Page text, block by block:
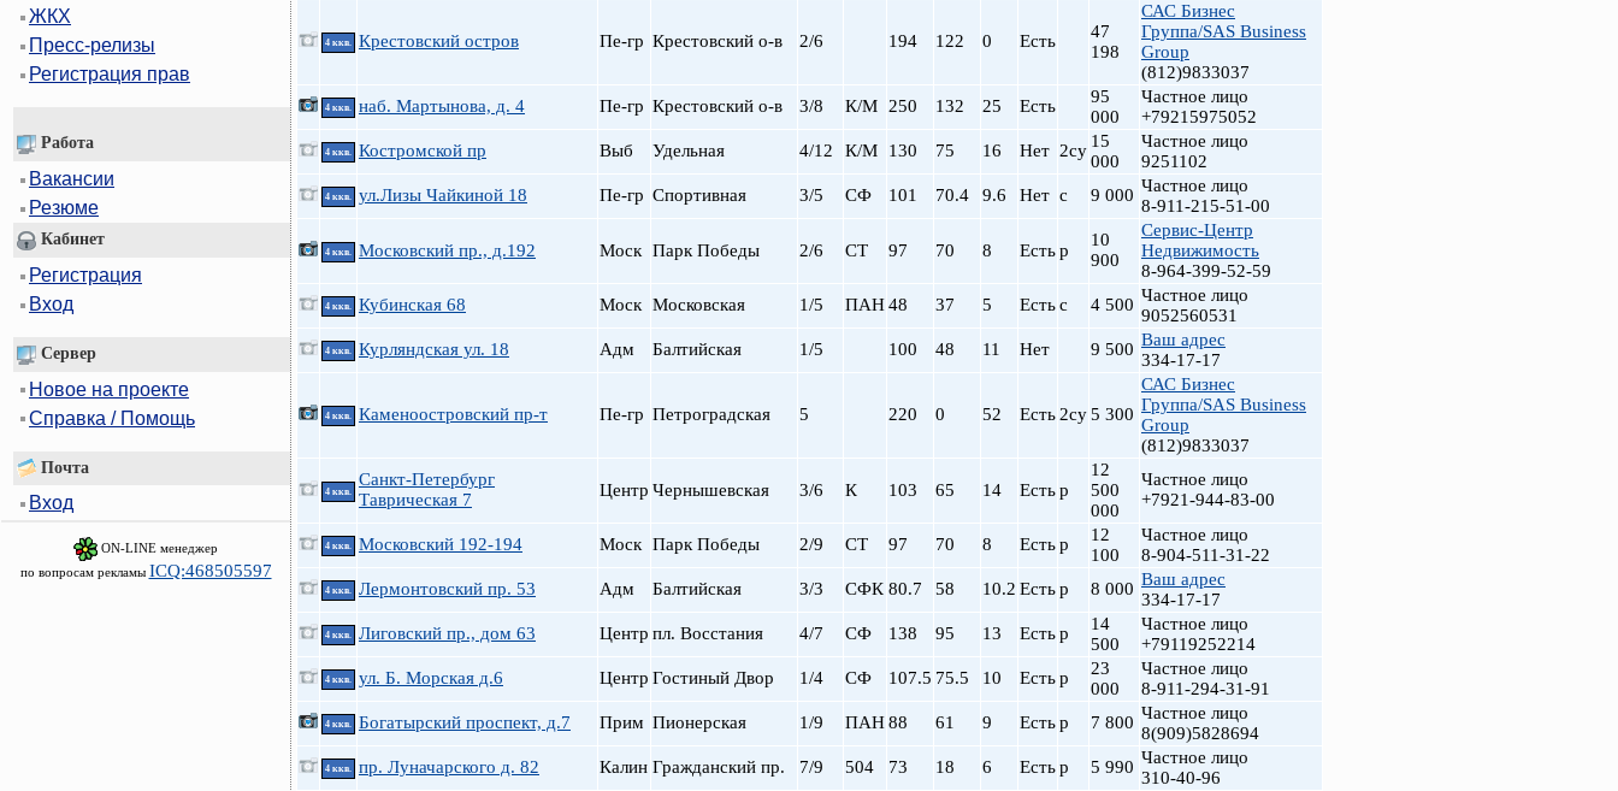
ЖКХ
Пресс-релизы
Регистрация прав
Работа
Вакансии
Резюме
Кабинет
Регистрация
Вход
Сервер
Новое на проекте
Справка / Помощь
Почта
Вход
ON-LINE менеджер
по вопросам рекламы ICQ:468505597
Чкаловская
4 ккв. Крестовский остров Пе-гр Крестовский о-в 2/6 194 122 0 Есть
47
198
САС Бизнес
Группа/SAS Business
Group
(812)9833037
4 ккв. наб. Мартынова, д. 4 Пе-гр Крестовский о-в 3/8 К/М 250 132 25 Есть
95
000
Частное лицо
+79215975052
4 ккв. Костромской пр Выб Удельная 4/12 К/М 130 75 16 Нет 2су 15
000
Частное лицо
9251102
4 ккв. ул.Лизы Чайкиной 18 Пе-гр Спортивная 3/5 СФ 101 70.4 9.6 Нет с 9 000 Частное лицо
8-911-215-51-00
4 ккв. Московский пр., д.192 Моск Парк Победы 2/6 СТ 97 70 8 Естьр
10
900
Сервис-Центр
Недвижимость
8-964-399-52-59
4 ккв. Кубинская 68 Моск Московская 1/5 ПАН48 37 5 Естьс 4 500 Частное лицо
9052560531
4 ккв. Курляндская ул. 18 Адм Балтийская 1/5 100 48 11 Нет 9 500 Ваш адрес
334-17-17
4 ккв. Каменоостровский пр-т Пе-гр Петроградская 5 220 0 52 Есть 2су5 300
САС Бизнес
Группа/SAS Business
Group
(812)9833037
4 ккв.
Санкт-Петербург
Таврическая 7
Центр Чернышевская 3/6 К 103 65 14 Естьр
12
500
000
Частное лицо
+7921-944-83-00
4 ккв. Московский 192-194 Моск Парк Победы 2/9 СТ 97 70 8 Естьр
12
100
Частное лицо
8-904-511-31-22
4 ккв. Лермонтовский пр. 53 Адм Балтийская 3/3 СФК 80.7 58 10.2 Естьр 8 000 Ваш адрес
334-17-17
4 ккв. Лиговский пр., дом 63 Центр пл. Восстания 4/7 СФ 138 95 13 Естьр
14
500
Частное лицо
+79119252214
4 ккв. ул. Б. Морская д.6 Центр Гостиный Двор 1/4 СФ 107.5 75.5 10 Естьр
23
000
Частное лицо
8-911-294-31-91
4 ккв. Богатырский проспект, д.7 Прим Пионерская 1/9 ПАН88 61 9 Естьр 7 800 Частное лицо
8(909)5828694
4 ккв. пр. Луначарского д. 82 Калин Гражданский пр. 7/9 504 73 18 6 Естьр 5 990 Частное лицо
310-40-96